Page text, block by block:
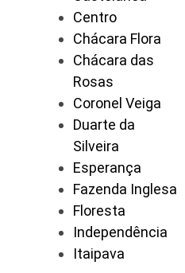
Centro
Chácara Flora
Chácara das
Rosas
Coronel Veiga
Duarte da
Silveira
Esperança
Fazenda Inglesa
Floresta
Independência
Itaipava